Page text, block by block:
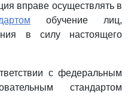
вправе осуществлять в
обучение лиц,
в силу настоящего
с федеральным
стандартом